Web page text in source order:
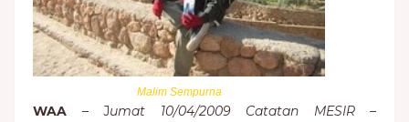
Malim Sempurna
WAA – Jumat 10/04/2009 Catatan MESIR –